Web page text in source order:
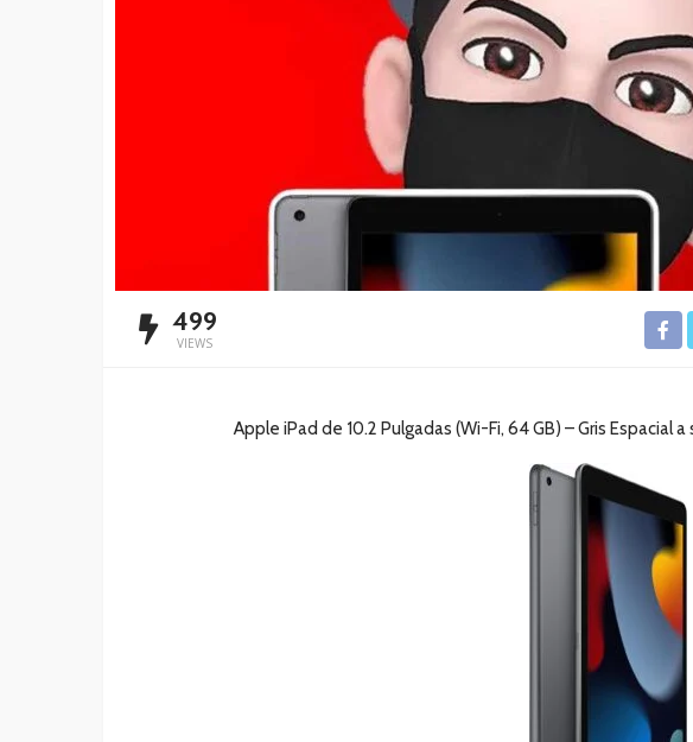
499
VIEWS
Apple iPad de 10.2 Pulgadas (Wi-Fi, 64 GB) – Gris Espacial